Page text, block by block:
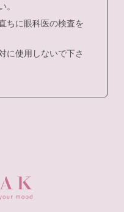
。
ちに眼科医の検査を
に使用しないで下さ